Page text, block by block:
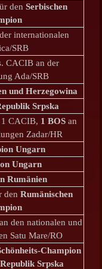
denSerbischen
internationalen
SRB
CACIB an der
Ada/SRB
und Herzegowina
Srpska
CACIB, 1 BOS an
Zadar/HR
Ungarn
Ungarn
Rumänien
denRumänischen
den nationalen und
Satu Mare/RO
Champion
Srpska